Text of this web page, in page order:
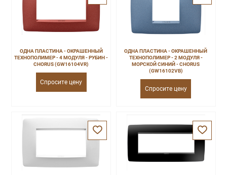
ОДНА ПЛАСТИНА - ОКРАШЕННЫЙ
ТЕХНОПОЛИМЕР - 4 МОДУЛЯ - РУБИН -
CHORUS (GW16104VR)
Спросите цену
ОДНА ПЛАСТИНА - ОКРАШЕННЫЙ
ТЕХНОПОЛИМЕР - 2 МОДУЛЯ -
МОРСКОЙ СИНИЙ - CHORUS
(GW16102VB)
Спросите цену